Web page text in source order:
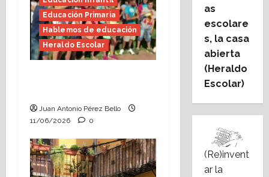
Educación Primaria
Hablemos de educación
Heraldo Escolar
Juan Antonio Pérez Bello
11/06/2026
0
as
escolare
s, la casa
abierta
(Heraldo
Escolar)
(Re)invent
ar la